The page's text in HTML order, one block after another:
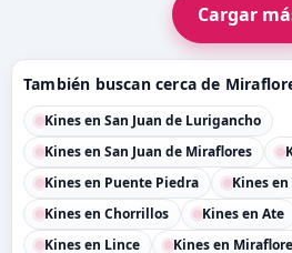
Cargar
También buscan cerca de
Kines en San Juan de Lurigancho
Kines en San Juan de Miraflores
Kines en Puente Piedra
Kines
Kines en Chorrillos
Kines en Ate
Kines en Lince
Kines en